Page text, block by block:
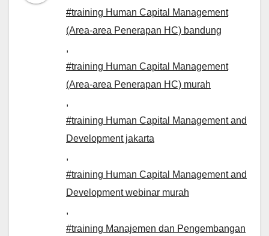
#training Human Capital Management
(Area-area Penerapan HC) bandung
,
#training Human Capital Management
(Area-area Penerapan HC) murah
,
#training Human Capital Management and
Development jakarta
,
#training Human Capital Management and
Development webinar murah
,
#training Manajemen dan Pengembangan